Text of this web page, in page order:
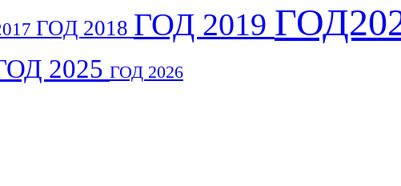
ГОД 2018 ГОД 2019
2025 ГОД 2026